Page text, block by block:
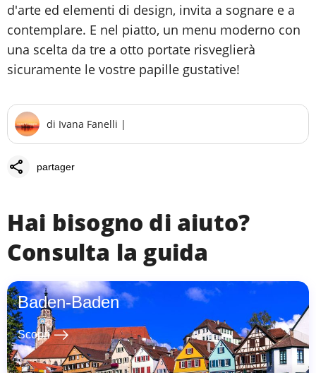
d'arte ed elementi di design, invita a sognare e a
contemplare. E nel piatto, un menu moderno con
una scelta da tre a otto portate risveglierà
sicuramente le vostre papille gustative!
di Ivana Fanelli |
share partager
Hai bisogno di aiuto?
Consulta la guida
Baden-Baden
Scopri east